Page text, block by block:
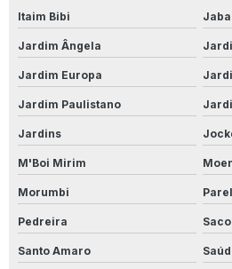
Produto Para Impermeabilizar
Produto Limpa Alumínio
Produto Limpa Alumínio Líquido
Produto Limpa Tênis
Produto Para Limpar Calçada De
Produto Para Limpar Calçada
Produto Para Limpar Calçada De
Itaim Bibi
Jardim Ângela
Jardim Europa
Jardim Paulistano
Jardins
M'Boi Mirim
Morumbi
Pedreira
Santo Amaro